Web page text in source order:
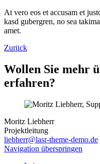
At vero eos et accusam et
kasd gubergren, no sea
amet.
Zurück
Wollen Sie mehr
erfahren?
Moritz Liebherr
Projektleitung
liebherr@lasr-theme-demo.de
Navigation überspringen